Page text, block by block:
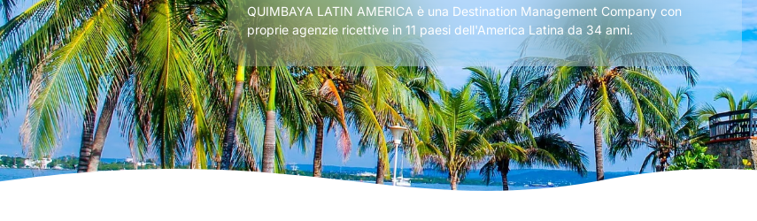
QUIMBAYA LATIN AMERICA è una Destination Management Company con
proprie agenzie ricettive in 11 paesi dell'America Latina da 34 anni.